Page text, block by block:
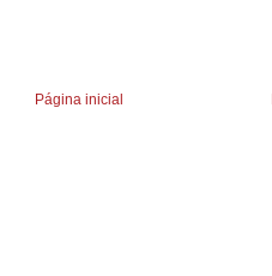
Página inicial